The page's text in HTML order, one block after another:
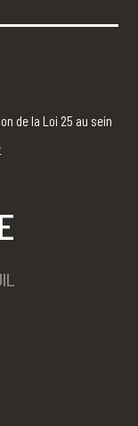
de la Loi 25 au sein